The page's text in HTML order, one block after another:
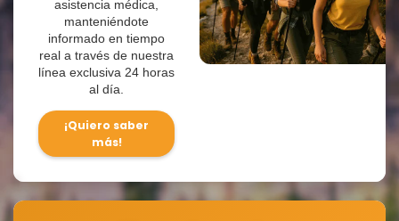
asistencia médica,
manteniéndote
informado en tiempo
real a través de nuestra
línea exclusiva 24 horas
al día.
¡Quiero saber
más!